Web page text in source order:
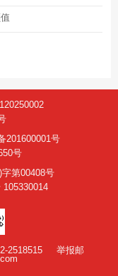
201600001号
号
第00408号
2518515
举报邮